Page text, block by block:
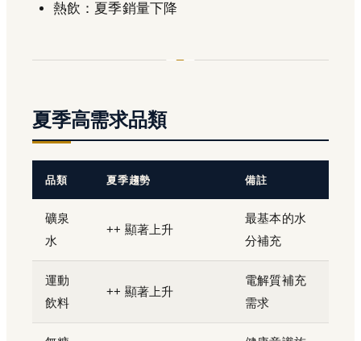
熱飲：夏季銷量下降
夏季高需求品類
品類 夏季趨勢 備註
礦泉
水
++ 顯著上升
最基本的水
分補充
運動
飲料
++ 顯著上升
電解質補充
需求